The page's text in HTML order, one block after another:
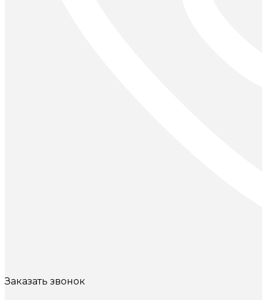
Заказать звонок